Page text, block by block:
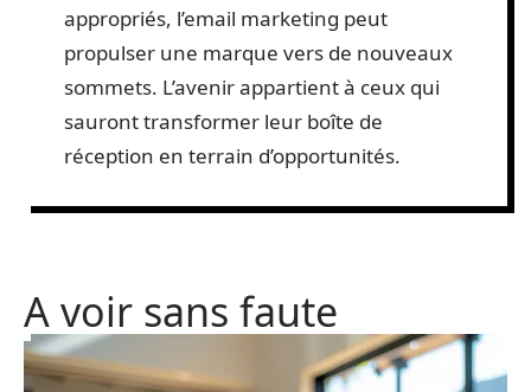
appropriés, l’email marketing peut
propulser une marque vers de nouveaux
sommets. L’avenir appartient à ceux qui
sauront transformer leur boîte de
réception en terrain d’opportunités.
A voir sans faute